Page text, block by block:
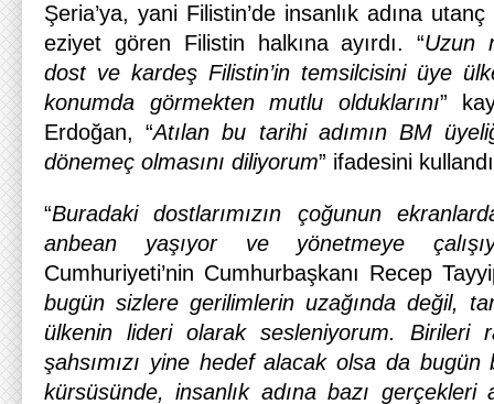
Şeria’ya, yani Filistin’de insanlık adına
eziyet gören Filistin halkına ayırdı. “Uzun
dost ve kardeş Filistin’in temsilcisini üye
konumda görmekten mutlu olduklarını”
Erdoğan, “Atılan bu tarihi adımın BM
dönemeç olmasını diliyorum” ifadesini
“Buradaki dostlarımızın çoğunun
anbean yaşıyor ve yönetmeye
Cumhuriyeti’nin Cumhurbaşkanı Recep
bugün sizlere gerilimlerin uzağında değil,
ülkenin lideri olarak sesleniyorum. Birileri
şahsımızı yine hedef alacak olsa da bugün
kürsüsünde, insanlık adına bazı gerçekleri